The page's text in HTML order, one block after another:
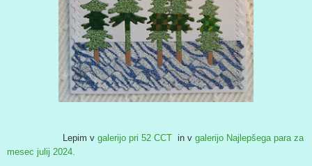
Lepim v galerijo pri 52 CCT in v galerijo Najlepšega para za
mesec julij 2024.